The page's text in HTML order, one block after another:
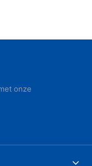
onze